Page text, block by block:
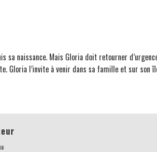
sa naissance. Mais Gloria doit retourner
Gloria l’invite à venir dans sa famille et sur son